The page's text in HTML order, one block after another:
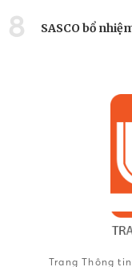
8 SASCO bổ
Trang Thông